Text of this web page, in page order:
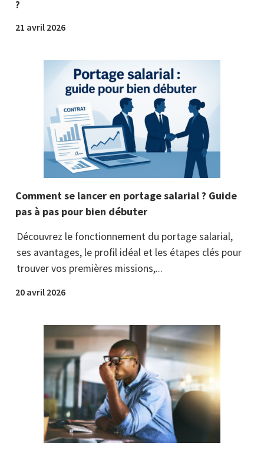
?
21 avril 2026
Comment se lancer en portage salarial ? Guide
pas à pas pour bien débuter
Découvrez le fonctionnement du portage salarial,
ses avantages, le profil idéal et les étapes clés pour
trouver vos premières missions,...
20 avril 2026